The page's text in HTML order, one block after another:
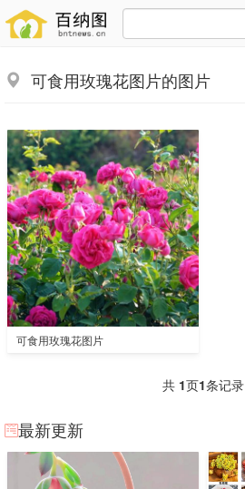
可食用玫瑰花图片的图片
可食用玫瑰花图片
共 1页1条记录
最新更新